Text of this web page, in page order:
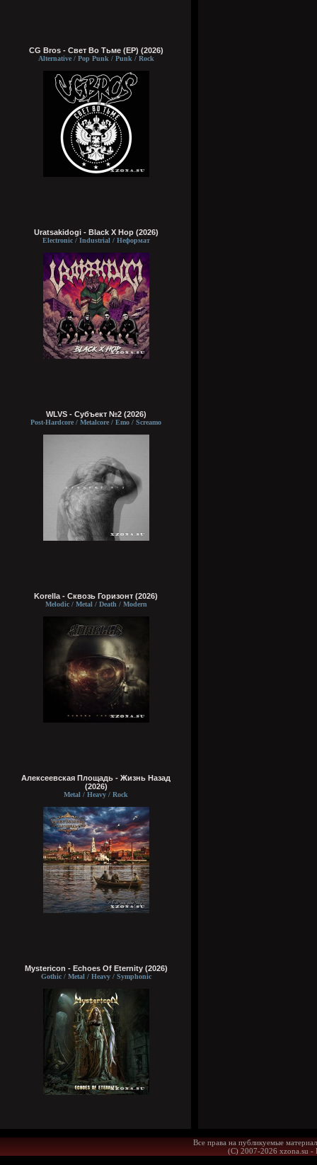
CG Bros - Свет Во Тьме (EP) (2026)
Alternative / Pop Punk / Punk / Rock
Uratsakidogi - Black X Hop (2026)
Electronic / Industrial / Неформат
WLVS - Субъект №2 (2026)
Post-Hardcore / Metalcore / Emo / Screamo
Korella - Сквозь Горизонт (2026)
Melodic / Metal / Death / Modern
Алексеевская Площадь - Жизнь Назад
(2026)
Metal / Heavy / Rock
Mystericon - Echoes Of Eternity (2026)
Gothic / Metal / Heavy / Symphonic
Все права на публикуемые
(С) 2007-2026 xzona.su -